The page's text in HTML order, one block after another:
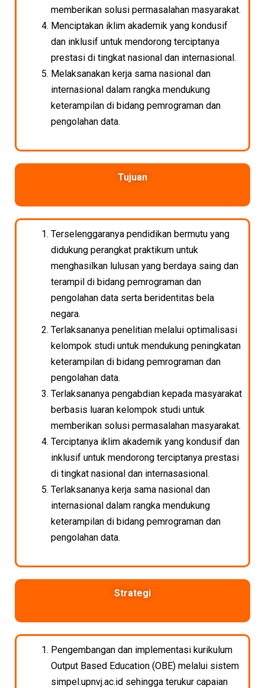
memberikan solusi permasalahan masyarakat.
Menciptakan iklim akademik yang kondusif
dan inklusif untuk mendorong terciptanya
prestasi di tingkat nasional dan internasional.
Melaksanakan kerja sama nasional dan
internasional dalam rangka mendukung
keterampilan di bidang pemrograman dan
pengolahan data.
Tujuan
Terselenggaranya pendidikan bermutu yang
didukung perangkat praktikum untuk
menghasilkan lulusan yang berdaya saing dan
terampil di bidang pemrograman dan
pengolahan data serta beridentitas bela
negara.
Terlaksananya penelitian melalui optimalisasi
kelompok studi untuk mendukung peningkatan
keterampilan di bidang pemrograman dan
pengolahan data.
Terlaksananya pengabdian kepada masyarakat
berbasis luaran kelompok studi untuk
memberikan solusi permasalahan masyarakat.
Terciptanya iklim akademik yang kondusif dan
inklusif untuk mendorong terciptanya prestasi
di tingkat nasional dan internasasional.
Terlaksananya kerja sama nasional dan
internasional dalam rangka mendukung
keterampilan di bidang pemrograman dan
pengolahan data.
Strategi
Pengembangan dan implementasi kurikulum
Output Based Education (OBE) melalui sistem
simpel.upnvj.ac.id sehingga terukur capaian